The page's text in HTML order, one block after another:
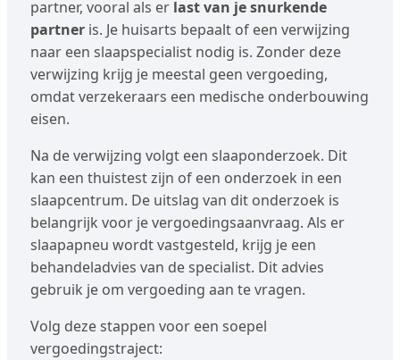
partner, vooral als er last van je snurkende
partneris. Je huisarts bepaalt of een verwijzing
naar een slaapspecialist nodig is. Zonder deze
verwijzing krijg je meestal geen vergoeding,
omdat verzekeraars een medische onderbouwing
eisen.
Na de verwijzing volgt een slaaponderzoek. Dit
kan een thuistest zijn of een onderzoek in een
slaapcentrum. De uitslag van dit onderzoek is
belangrijk voor je vergoedingsaanvraag. Als er
slaapapneu wordt vastgesteld, krijg je een
behandeladvies van de specialist. Dit advies
gebruik je om vergoeding aan te vragen.
Volg deze stappen voor een soepel
vergoedingstraject: